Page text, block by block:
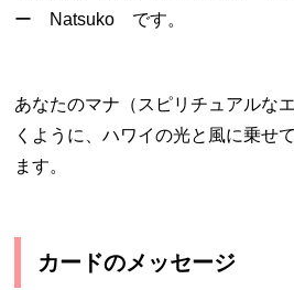
ー Natsuko です。
あなたのマナ（スピリチュアルな
くように、ハワイの光と風に乗せ
ます。
カードのメッセージ